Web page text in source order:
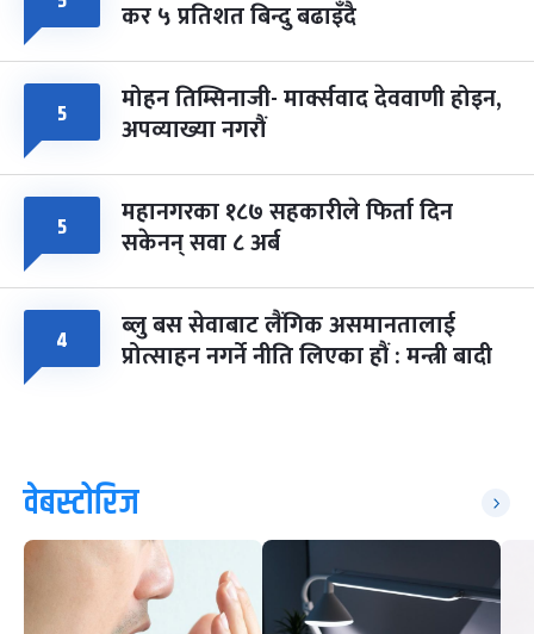
कर ५ प्रतिशत बिन्दु बढाइँदै
५ मोहन तिम्सिनाजी- मार्क्सवाद देववाणी होइन,
अपव्याख्या नगरौं
५ महानगरका १८७ सहकारीले फिर्ता दिन
सकेनन् सवा ८ अर्ब
४ ब्लु बस सेवाबाट लैंगिक असमानतालाई
प्रोत्साहन नगर्ने नीति लिएका हौं : मन्त्री बादी
वेबस्टोरिज